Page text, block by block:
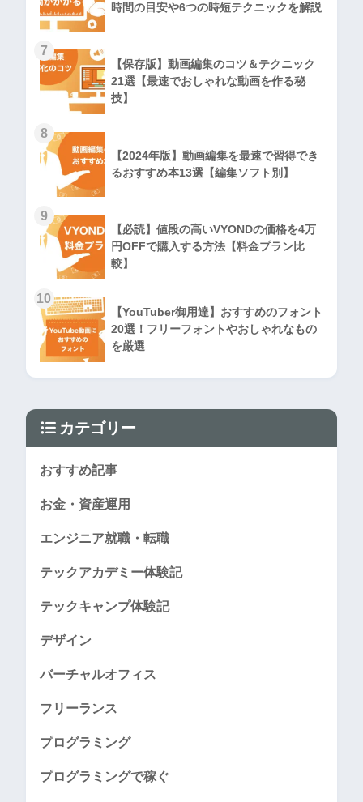
時間の目安や6つの時短テクニックを解説
7
【保存版】動画編集のコツ＆テクニック
21選【最速でおしゃれな動画を作る秘
技】
8
【2024年版】動画編集を最速で習得でき
るおすすめ本13選【編集ソフト別】
9
【必読】値段の高いVYONDの価格を4万
円OFFで購入する方法【料金プラン比
較】
10
【YouTuber御用達】おすすめのフォント
20選！フリーフォントやおしゃれなもの
を厳選
カテゴリー
おすすめ記事
お金・資産運用
エンジニア就職・転職
テックアカデミー体験記
テックキャンプ体験記
デザイン
バーチャルオフィス
フリーランス
プログラミング
プログラミングで稼ぐ